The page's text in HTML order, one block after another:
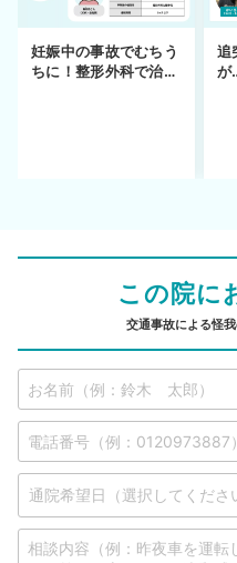
妊娠中の事故でむちう
ちに！整形外科で治療
追
が
この院に
交通事故による怪